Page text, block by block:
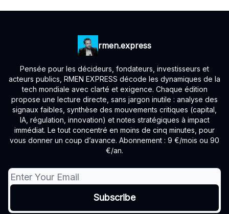
rmen.express
Pensée pour les décideurs, fondateurs, investisseurs et
acteurs publics, RMEN EXPRESS décode les dynamiques de la
tech mondiale avec clarté et exigence. Chaque édition
propose une lecture directe, sans jargon inutile : analyse des
signaux faibles, synthèse des mouvements critiques (capital,
IA, régulation, innovation) et notes stratégiques à impact
immédiat. Le tout concentré en moins de cinq minutes, pour
vous donner un coup d’avance. Abonnement : 9 €/mois ou 90
€/an.